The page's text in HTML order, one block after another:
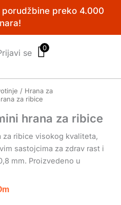
preko 4.000
se 0
/ Hrana za
za ribice
hrana za ribice
za ribice visokog kvaliteta,
sastojcima za zdrav rast i
mm. Proizvedeno u